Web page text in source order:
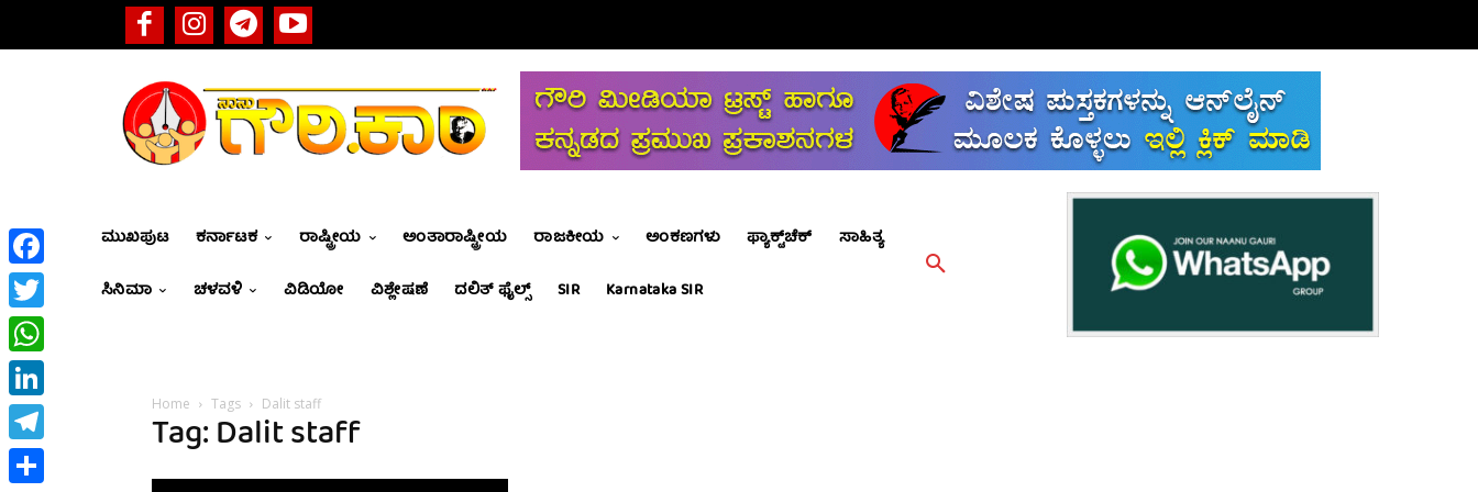
ಮುಖಪುಟ ಕರ್ನಾಟಕ ರಾಷ್ಟ್ರೀಯ ಅಂತಾರಾಷ್ಟ್ರೀಯ ರಾಜಕೀಯ ಅಂಕಣಗಳು ಫ್ಯಾಕ್ಟ್‌ಚೆಕ್
ಸಾಹಿತ್ಯ
ಸಿನಿಮಾ
ಚಳವಳಿ ವಿಡಿಯೋ ವಿಶ್ಲೇಷಣೆ ದಲಿತ್ ಫೈಲ್ಸ್ SIR Karnataka SIR
Home Tags Dalit staff
Tag: Dalit staff
Facebook
Twitter
WhatsApp
LinkedIn
Telegram